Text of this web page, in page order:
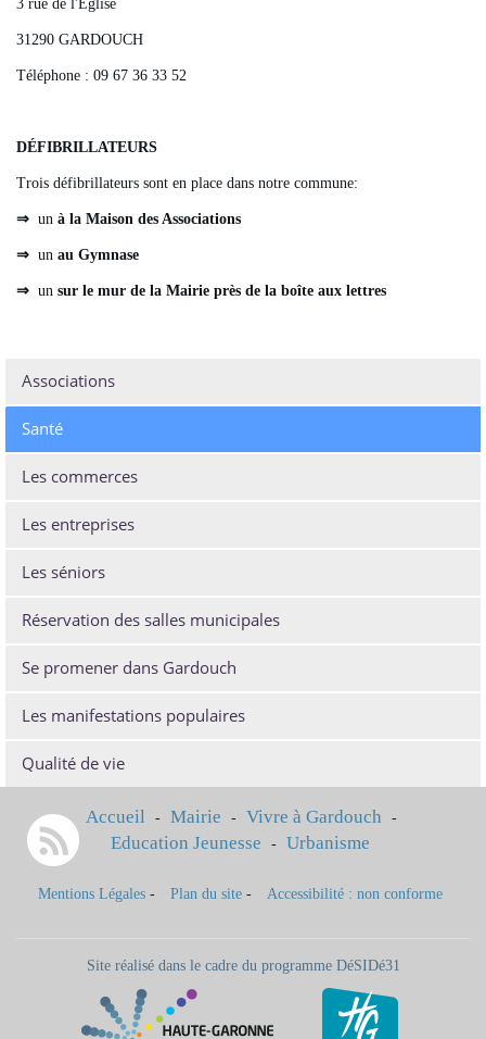
3 rue de l'Eglise
31290 GARDOUCH
Téléphone : 09 67 36 33 52
DÉFIBRILLATEURS
Trois défibrillateurs sont en place dans notre commune:
⇒ un à la Maison des Associations
⇒ un au Gymnase
⇒ un sur le mur de la Mairie près de la boîte aux lettres
Associations
Santé
Les commerces
Les entreprises
Les séniors
Réservation des salles municipales
Se promener dans Gardouch
Les manifestations populaires
Qualité de vie
Accueil - Mairie - Vivre à Gardouch -
Education Jeunesse - Urbanisme
Mentions Légales - Plan du site - Accessibilité : non conforme
Site réalisé dans le cadre du programme DéSIDé31